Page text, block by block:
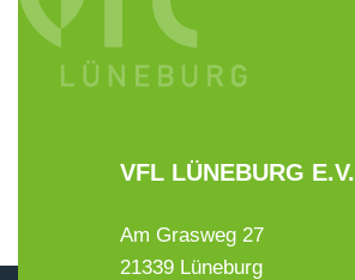
VFL LÜNEBURG E.V.
Am Grasweg 27
21339 Lüneburg